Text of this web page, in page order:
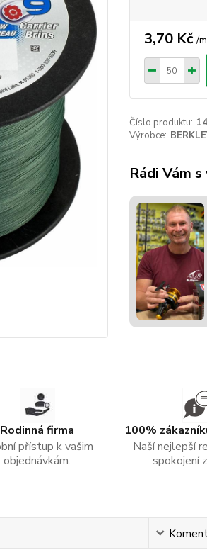
3,70 Kč /m
Číslo produktu:
Výrobce:
Rádi Vám
Rodinná firma
přístup k vašim
objednávkám.
100%
Naší nejlepší
spokojení